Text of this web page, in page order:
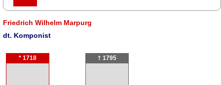
Friedrich Wilhelm Marpurg
dt. Komponist
* 1718 † 1795